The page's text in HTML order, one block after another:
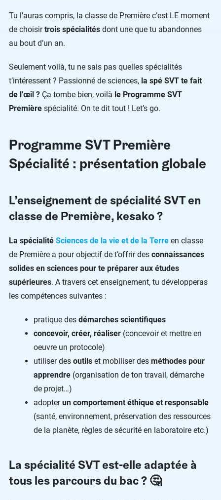
Tu l’auras compris, la classe de Première c’est LE moment
de choisirtrois spécialités dont une que tu abandonnes
au bout d’un an.
Seulement voilà, tu ne sais pas quelles spécialités
t’intéressent ? Passionné de sciences, la spé SVT te fait
de l’œil ? Ça tombe bien, voilà le Programme SVT
Première spécialité. On te dit tout ! Let’s go.
Programme SVT Première
Spécialité : présentation globale
L’enseignement de spécialité SVT en
classe de Première, kesako ?
La spécialité Sciences de la vie et de la Terre en classe
de Première a pour objectif de t’offrir des connaissances
solides en sciences pour te préparer aux études
supérieures. A travers cet enseignement, tu développeras
les compétences suivantes :
pratique des démarches scientifiques
concevoir, créer, réaliser (concevoir et mettre en
oeuvre un protocole)
utiliser des outils et mobiliser des méthodes pour
apprendre (organisation de ton travail, démarche
de projet…)
adopterun comportement éthique et responsable
(santé, environnement, préservation des ressources
de la planète, règles de sécurité en laboratoire etc.)
La spécialité SVT est-elle adaptée à
tous les parcours du bac ? 🤔